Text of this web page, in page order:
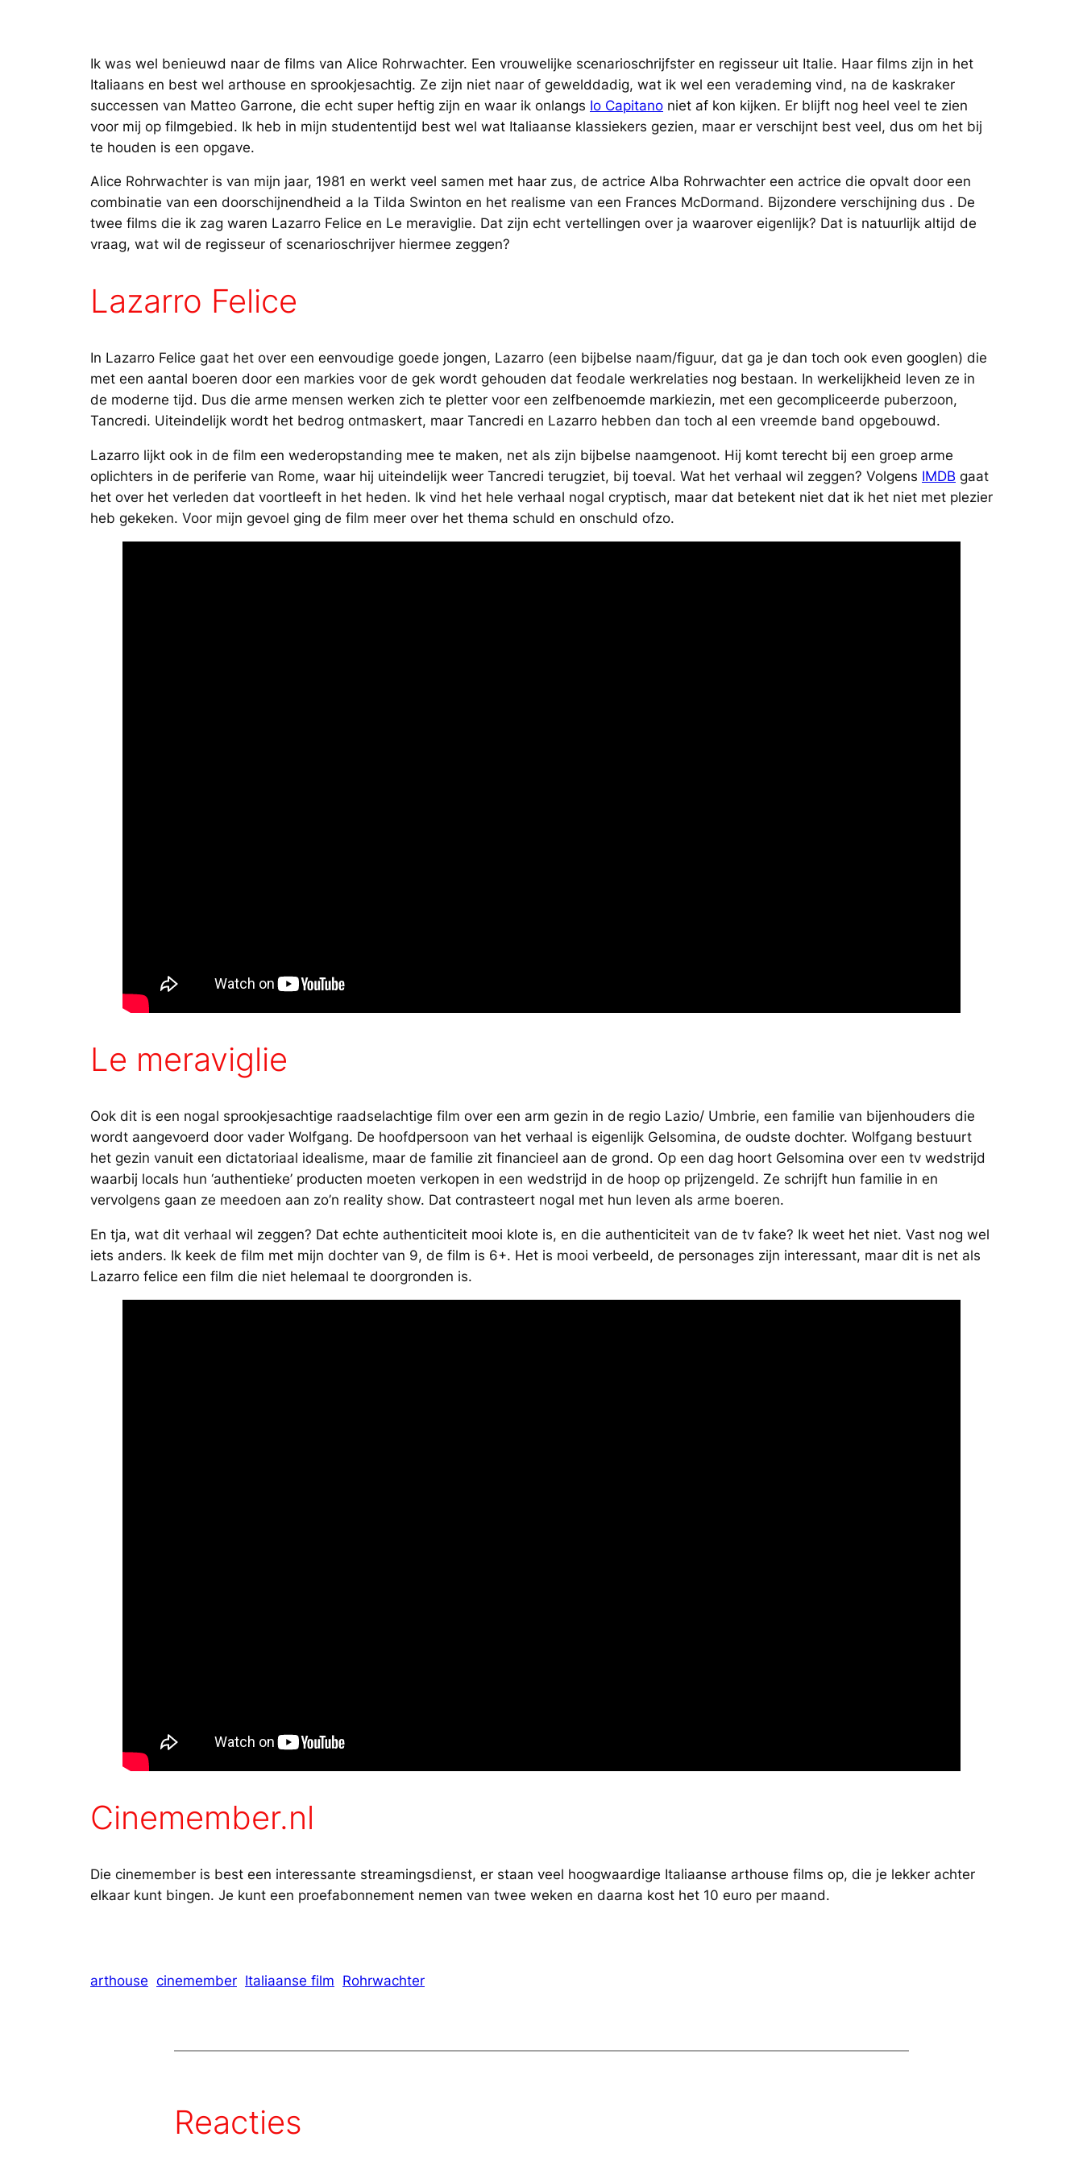
Ik was wel benieuwd naar de films van Alice Rohrwachter. Een vrouwelijke scenarioschrijfster en regisseur uit Italie. Haar films zijn in het
Italiaans en best wel arthouse en sprookjesachtig. Ze zijn niet naar of gewelddadig, wat ik wel een verademing vind, na de kaskraker
successen van Matteo Garrone, die echt super heftig zijn en waar ik onlangs Io Capitano niet af kon kijken. Er blijft nog heel veel te zien
voor mij op filmgebied. Ik heb in mijn studententijd best wel wat Italiaanse klassiekers gezien, maar er verschijnt best veel, dus om het bij
te houden is een opgave.
Alice Rohrwachter is van mijn jaar, 1981 en werkt veel samen met haar zus, de actrice Alba Rohrwachter een actrice die opvalt door een
combinatie van een doorschijnendheid a la Tilda Swinton en het realisme van een Frances McDormand. Bijzondere verschijning dus . De
twee films die ik zag waren Lazarro Felice en Le meraviglie. Dat zijn echt vertellingen over ja waarover eigenlijk? Dat is natuurlijk altijd de
vraag, wat wil de regisseur of scenarioschrijver hiermee zeggen?
Lazarro Felice
In Lazarro Felice gaat het over een eenvoudige goede jongen, Lazarro (een bijbelse naam/figuur, dat ga je dan toch ook even googlen) die
met een aantal boeren door een markies voor de gek wordt gehouden dat feodale werkrelaties nog bestaan. In werkelijkheid leven ze in
de moderne tijd. Dus die arme mensen werken zich te pletter voor een zelfbenoemde markiezin, met een gecompliceerde puberzoon,
Tancredi. Uiteindelijk wordt het bedrog ontmaskert, maar Tancredi en Lazarro hebben dan toch al een vreemde band opgebouwd.
Lazarro lijkt ook in de film een wederopstanding mee te maken, net als zijn bijbelse naamgenoot. Hij komt terecht bij een groep arme
oplichters in de periferie van Rome, waar hij uiteindelijk weer Tancredi terugziet, bij toeval. Wat het verhaal wil zeggen? Volgens IMDB gaat
het over het verleden dat voortleeft in het heden. Ik vind het hele verhaal nogal cryptisch, maar dat betekent niet dat ik het niet met plezier
heb gekeken. Voor mijn gevoel ging de film meer over het thema schuld en onschuld ofzo.
Le meraviglie
Ook dit is een nogal sprookjesachtige raadselachtige film over een arm gezin in de regio Lazio/ Umbrie, een familie van bijenhouders die
wordt aangevoerd door vader Wolfgang. De hoofdpersoon van het verhaal is eigenlijk Gelsomina, de oudste dochter. Wolfgang bestuurt
het gezin vanuit een dictatoriaal idealisme, maar de familie zit financieel aan de grond. Op een dag hoort Gelsomina over een tv wedstrijd
waarbij locals hun ‘authentieke’ producten moeten verkopen in een wedstrijd in de hoop op prijzengeld. Ze schrijft hun familie in en
vervolgens gaan ze meedoen aan zo’n reality show. Dat contrasteert nogal met hun leven als arme boeren.
En tja, wat dit verhaal wil zeggen? Dat echte authenticiteit mooi klote is, en die authenticiteit van de tv fake? Ik weet het niet. Vast nog wel
iets anders. Ik keek de film met mijn dochter van 9, de film is 6+. Het is mooi verbeeld, de personages zijn interessant, maar dit is net als
Lazarro felice een film die niet helemaal te doorgronden is.
Cinemember.nl
Die cinemember is best een interessante streamingsdienst, er staan veel hoogwaardige Italiaanse arthouse films op, die je lekker achter
elkaar kunt bingen. Je kunt een proefabonnement nemen van twee weken en daarna kost het 10 euro per maand.
arthouse cinemember Italiaanse film Rohrwachter
Reacties